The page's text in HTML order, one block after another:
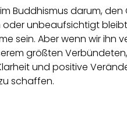
Buddhismus darum, den
unbeaufsichtigt
sein. Aber wenn wir ihn
größten
und positive
schaffen.